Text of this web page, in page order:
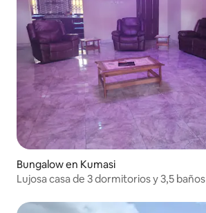
Bungalow en Kumasi
Lujosa casa de 3 dormitorios y 3,5 baños